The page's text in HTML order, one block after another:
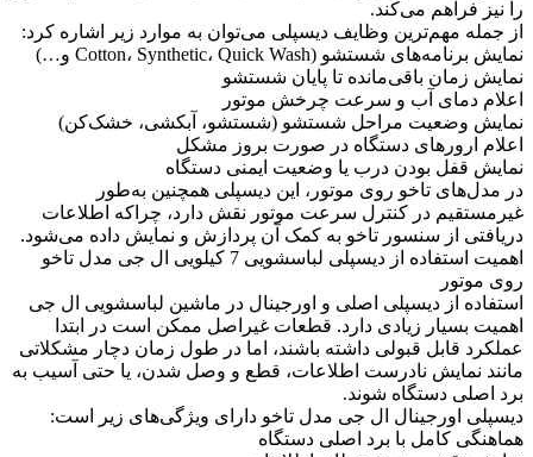
را نیز فراهم می‌کند.
از جمله مهم‌ترین وظایف دیسپلی می‌توان به موارد زیر اشاره کرد:
نمایش برنامه‌های شستشو (Cotton، Synthetic، Quick Wash و…)
نمایش زمان باقی‌مانده تا پایان شستشو
اعلام دمای آب و سرعت چرخش موتور
نمایش وضعیت مراحل شستشو (شستشو، آبکشی، خشک‌کن)
اعلام ارورهای دستگاه در صورت بروز مشکل
نمایش قفل بودن درب یا وضعیت ایمنی دستگاه
در مدل‌های تاخو روی موتور، این دیسپلی همچنین به‌طور
غیرمستقیم در کنترل سرعت موتور نقش دارد، چراکه اطلاعات
دریافتی از سنسور تاخو به کمک آن پردازش و نمایش داده می‌شود.
اهمیت استفاده از دیسپلی لباسشویی 7 کیلویی ال جی مدل تاخو
روی موتور
استفاده از دیسپلی اصلی و اورجینال در ماشین لباسشویی ال جی
اهمیت بسیار زیادی دارد. قطعات غیراصل ممکن است در ابتدا
عملکرد قابل قبولی داشته باشند، اما در طول زمان دچار مشکلاتی
مانند نمایش نادرست اطلاعات، قطع و وصل شدن، یا حتی آسیب به
برد اصلی دستگاه شوند.
دیسپلی اورجینال ال جی مدل تاخو دارای ویژگی‌های زیر است:
هماهنگی کامل با برد اصلی دستگاه